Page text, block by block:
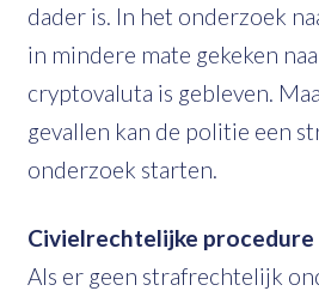
dader is. In het onderzoek
in mindere mate gekeken
cryptovaluta is gebleven.
gevallen kan de politie een
onderzoek starten.
Civielrechtelijke procedure
Als er geen strafrechtelijk